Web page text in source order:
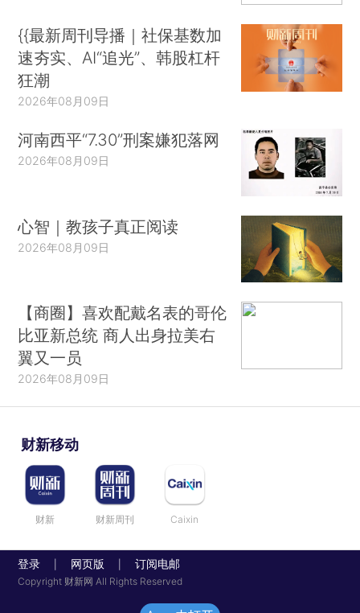
{{最新周刊导播｜社保基数加
速夯实、AI“追光”、韩股杠杆
狂潮
2026年08月09日
河南西平“7.30”刑案嫌犯落网
2026年08月09日
心智｜教孩子真正阅读
2026年08月09日
【商圈】喜欢配戴名表的哥伦
比亚新总统 商人出身拉美右
翼又一员
2026年08月09日
财新移动
财新 财新周刊 Caixin
登录 网页版 订阅电邮
Copyright 财新网 All Rights Reserved